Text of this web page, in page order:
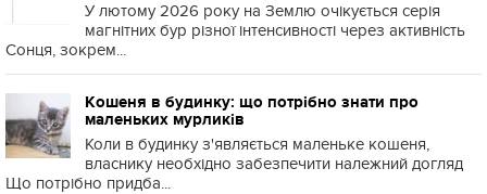
У лютому 2026 року на Землю очікується серія
магнітних бур різної інтенсивності через активність
Сонця, зокрем...
Кошеня в будинку: що потрібно знати про
маленьких мурликів
Коли в будинку з'являється маленьке кошеня,
власнику необхідно забезпечити належний догляд
Що потрібно придба...